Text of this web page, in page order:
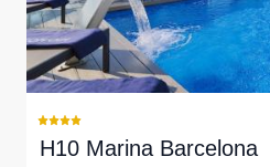
H10 Marina Barcelona